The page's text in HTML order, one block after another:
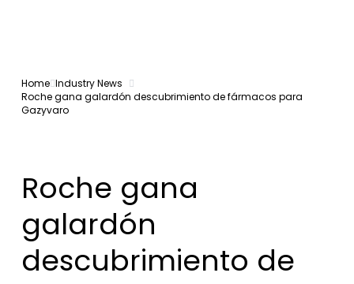
Home Industry News
Roche gana galardón descubrimiento de fármacos para
Gazyvaro
Roche gana
galardón
descubrimiento de